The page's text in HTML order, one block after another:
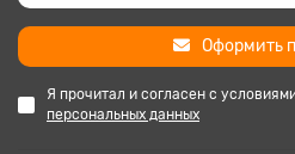
Оформить
Я прочитал и согласен с
персональных данных